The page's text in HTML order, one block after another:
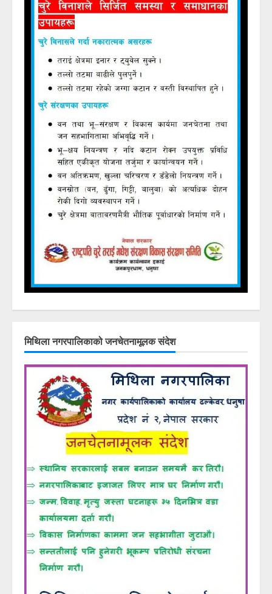
मिथिला नगरपालिकाको जनचेतनामूलक संदेश